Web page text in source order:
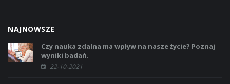
NAJNOWSZE
Czy nauka zdalna ma wpływ na nasze życie? Poznaj
wyniki badań.
22-10-2021